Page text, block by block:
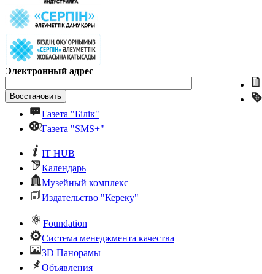
Электронный адрес
Газета "Білік"
Газета "SMS+"
IT HUB
Календарь
Музейный комплекс
Издательство "Кереку"
Foundation
Система менеджмента качества
3D Панорамы
Объявления